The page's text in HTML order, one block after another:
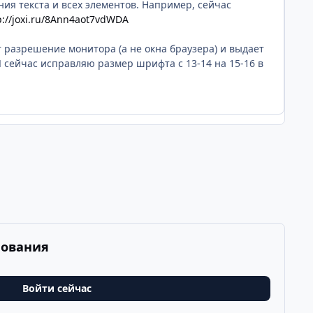
текста и всех элементов. Например, сейчас
joxi.ru/8Ann4aot7vdWDA
разрешение монитора (а не окна браузера) и выдает
исправляю размер шрифта с 13-14 на 15-16 в
Войти сейчас